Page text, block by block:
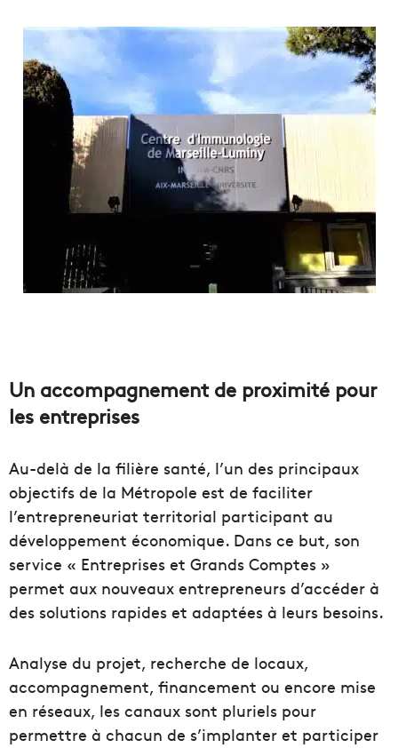
Un accompagnement de proximité pour
les entreprises
Au-delà de la filière santé, l’un des principaux
objectifs de la Métropole est de faciliter
l’entrepreneuriat territorial participant au
développement économique. Dans ce but, son
service « Entreprises et Grands Comptes »
permet aux nouveaux entrepreneurs d’accéder à
des solutions rapides et adaptées à leurs besoins.
Analyse du projet, recherche de locaux,
accompagnement, financement ou encore mise
en réseaux, les canaux sont pluriels pour
permettre à chacun de s’implanter et participer